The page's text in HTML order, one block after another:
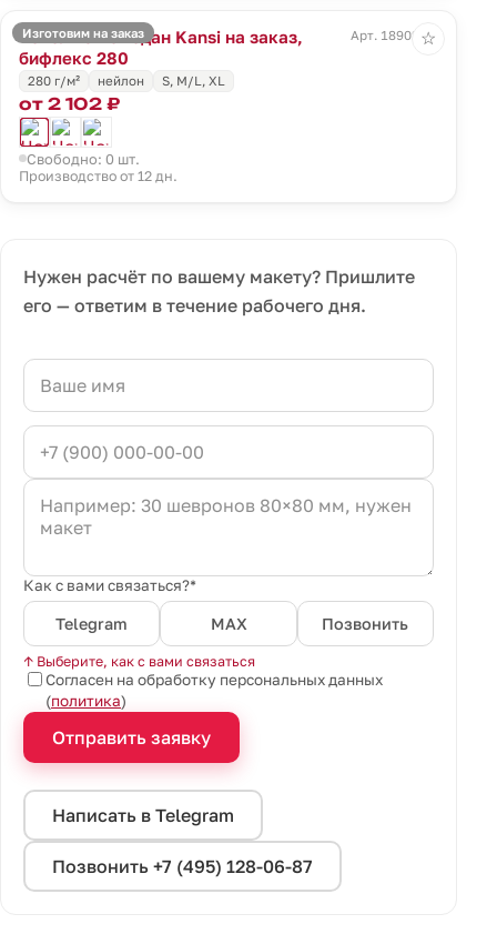
Изготовим на заказ
Чехол на чемодан Kansi на заказ,
бифлекс 280
Арт. 18902.01
280 г/м² нейлон S, M/L, XL
от 2 102 ₽
Свободно: 0 шт.
Производство от 12 дн.
☆
Нужен расчёт по вашему макету? Пришлите
его — ответим в течение рабочего дня.
Как с вами связаться?*
Telegram MAX Позвонить
↑ Выберите, как с вами связаться
Согласен на обработку персональных данных
(политика)
Отправить заявку
Написать в Telegram
Позвонить +7 (495) 128-06-87